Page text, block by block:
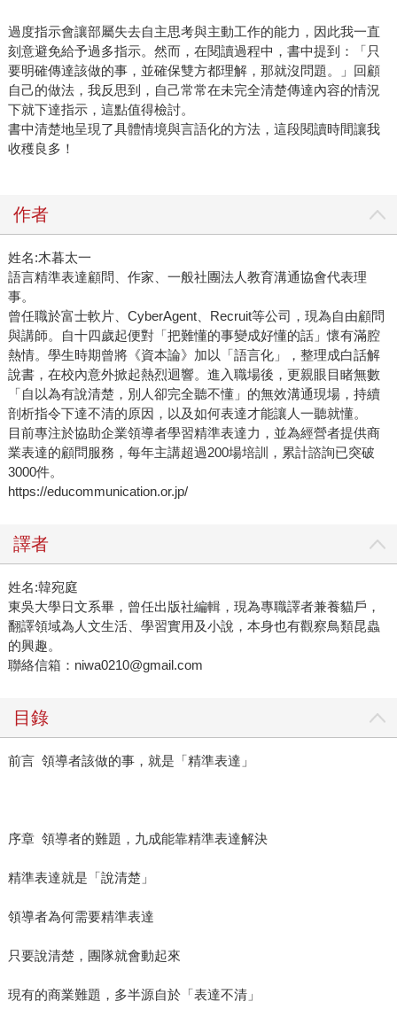
過度指示會讓部屬失去自主思考與主動工作的能力，因此我一直
刻意避免給予過多指示。然而，在閱讀過程中，書中提到：「只
要明確傳達該做的事，並確保雙方都理解，那就沒問題。」回顧
自己的做法，我反思到，自己常常在未完全清楚傳達內容的情況
下就下達指示，這點值得檢討。
書中清楚地呈現了具體情境與言語化的方法，這段閱讀時間讓我
收穫良多！
作者
姓名:木暮太一
語言精準表達顧問、作家、一般社團法人教育溝通協會代表理
事。
曾任職於富士軟片、CyberAgent、Recruit等公司，現為自由顧問
與講師。自十四歲起便對「把難懂的事變成好懂的話」懷有滿腔
熱情。學生時期曾將《資本論》加以「語言化」，整理成白話解
說書，在校內意外掀起熱烈迴響。進入職場後，更親眼目睹無數
「自以為有說清楚，別人卻完全聽不懂」的無效溝通現場，持續
剖析指令下達不清的原因，以及如何表達才能讓人一聽就懂。
目前專注於協助企業領導者學習精準表達力，並為經營者提供商
業表達的顧問服務，每年主講超過200場培訓，累計諮詢已突破
3000件。
https://educommunication.or.jp/
譯者
姓名:韓宛庭
東吳大學日文系畢，曾任出版社編輯，現為專職譯者兼養貓戶，
翻譯領域為人文生活、學習實用及小說，本身也有觀察鳥類昆蟲
的興趣。
聯絡信箱：niwa0210@gmail.com
目錄
前言 領導者該做的事，就是「精準表達」
序章 領導者的難題，九成能靠精準表達解決
精準表達就是「說清楚」
領導者為何需要精準表達
只要說清楚，團隊就會動起來
現有的商業難題，多半源自於「表達不清」